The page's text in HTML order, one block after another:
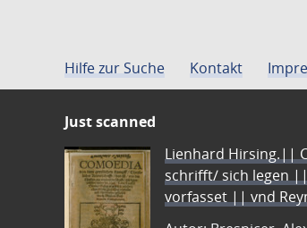
Hilfe zur Suche Kontakt
Just scanned
Lienhard Hirsing.||
schrifft/ sich legen
vorfasset || vnd